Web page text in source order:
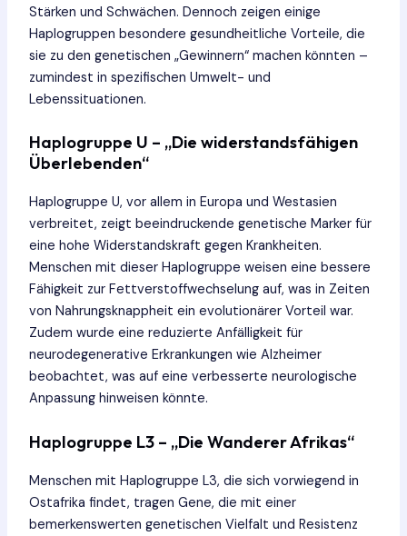
Stärken und Schwächen. Dennoch zeigen einige
Haplogruppen besondere gesundheitliche Vorteile, die
sie zu den genetischen „Gewinnern“ machen könnten –
zumindest in spezifischen Umwelt- und
Lebenssituationen.
Haplogruppe U – „Die widerstandsfähigen
Überlebenden“
Haplogruppe U, vor allem in Europa und Westasien
verbreitet, zeigt beeindruckende genetische Marker für
eine hohe Widerstandskraft gegen Krankheiten.
Menschen mit dieser Haplogruppe weisen eine bessere
Fähigkeit zur Fettverstoffwechselung auf, was in Zeiten
von Nahrungsknappheit ein evolutionärer Vorteil war.
Zudem wurde eine reduzierte Anfälligkeit für
neurodegenerative Erkrankungen wie Alzheimer
beobachtet, was auf eine verbesserte neurologische
Anpassung hinweisen könnte.
Haplogruppe L3 – „Die Wanderer Afrikas“
Menschen mit Haplogruppe L3, die sich vorwiegend in
Ostafrika findet, tragen Gene, die mit einer
bemerkenswerten genetischen Vielfalt und Resistenz